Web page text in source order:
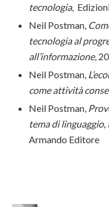
tecnologia,
Neil Postman,
tecnologia al
all’informazione,
Neil Postman,
come attività
Neil Postman,
tema di
Armando Editore